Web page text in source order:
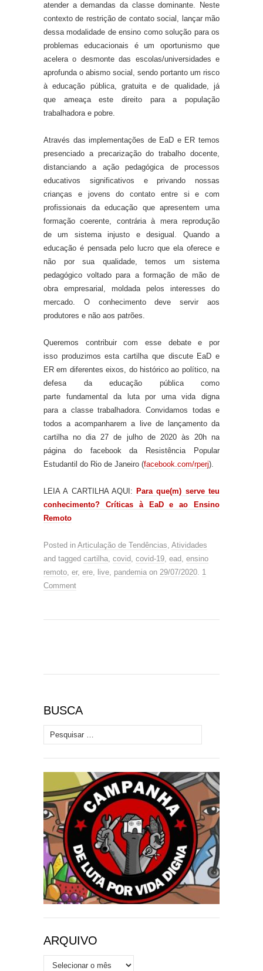
atender a demandas da classe dominante. Neste
contexto de restrição de contato social, lançar mão
dessa modalidade deensino como solução para os
problemas educacionais é um oportunismoque
acelera o desmonte das escolas/universidadese
aprofunda o abismo social, sendo portanto um risco
à educação pública, gratuita e de qualidade, já
que
ameaçaeste direito paraa população
trabalhadora e pobre.
Através das implementações de EaD e ER temos
presenciado a precarização do trabalho docente,
distanciando a ação pedagógica de processos
educativos significativos eprivando nossas
crianças e jovens do contato entre si e com
profissionais da educação que apresentem uma
formação coerente, contrária à merareprodução
de um sistema injusto e desigual. Quando a
educação é pensada pelo lucro que ela oferece e
não por sua qualidade, temos um sistema
pedagógico voltado para a formação de mão de
obra empresarial, moldada pelos interesses do
mercado. O conhecimento deve servir aos
produtores e não aos patrões.
Queremos contribuircom esse debate epor
isso produzimos estacartilha que discuteEaD e
ERem diferentes eixos, dohistórico ao político, na
defesa daeducação pública como
parte fundamentalda luta por uma vida digna
paraa classe trabalhadora. Convidamos todas e
todos a acompanharem a live de lançamento da
cartilha no dia 27 de julho de 2020 às 20h na
página do facebook da Resistência Popular
Estudantil do Rio de Janeiro (facebook.com/rperj).
LEIA A CARTILHA AQUI: Para que(m) serve teu
conhecimento? Críticasà EaD e ao Ensino
Remoto
Posted in Articulação de Tendências, Atividades
and tagged cartilha, covid, covid-19, ead, ensino
remoto, er, ere, live, pandemia on 29/07/2020. 1
Comment
BUSCA
Pesquisar por:
ARQUIVO
Arquivo